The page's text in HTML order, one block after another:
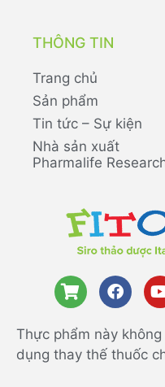
THÔNG TIN
Trang chủ
Sản phẩm
Tin tức – Sự kiện
Nhà sản xuất
Pharmalife
Thực phẩm này
dụng thay thế thuốc